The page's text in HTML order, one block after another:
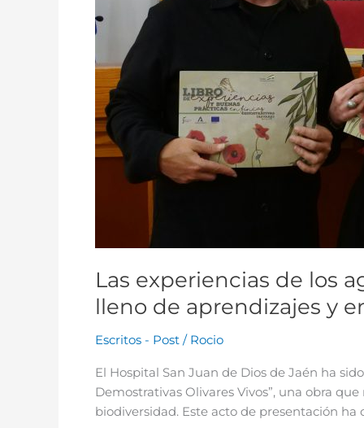
Las experiencias de los
lleno de aprendizajes y
Escritos - Post / Rocio
El Hospital San Juan de Dios de Jaén ha
Demostrativas Olivares Vivos”, una obra
biodiversidad. Este acto de presentación ha
lleno
aprendizajes
emociones